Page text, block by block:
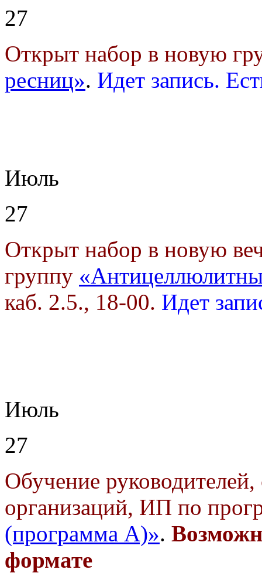
27
Открыт набор в новую
ресниц». Идет запись.
Июль
27
Открыт набор в новую
группу
каб. 2.5., 18-00. Идет
Июль
27
Обучение
организаций, ИП по
(программа А)».
формате